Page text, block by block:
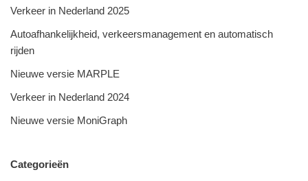
Verkeer in Nederland 2025
Autoafhankelijkheid, verkeersmanagement en automatisch
rijden
Nieuwe versie MARPLE
Verkeer in Nederland 2024
Nieuwe versie MoniGraph
Categorieën